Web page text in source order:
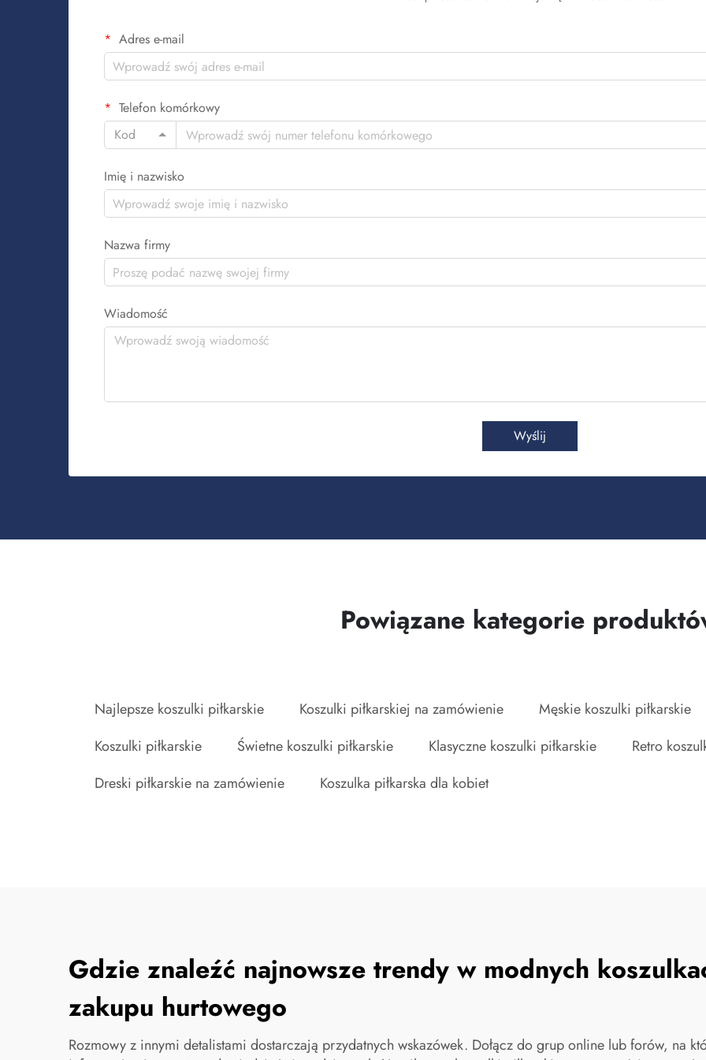
Adres e-mail
Telefon komórkowy
Kod
Imię i nazwisko
Nazwa firmy
Wiadomość
Wyślij
Powiązane kategorie
Najlepsze koszulki piłkarskie Koszulki piłkarskiej na zamówienie Męskie koszulki piłkarskie
Koszulki piłkarskie
Świetne koszulki piłkarskie Klasyczne koszulki piłkarskie
Retro
Dreski piłkarskie na zamówienie
Koszulka piłkarska dla kobiet
Gdzie znaleźć najnowsze trendy w modnych
zakupu hurtowego
Rozmowy z innymi detalistami dostarczają przydatnych wskazówek. Dołącz do grup online lub forów, na